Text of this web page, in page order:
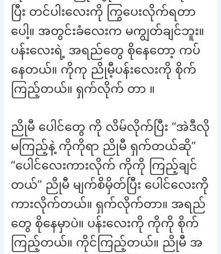
ပြီး တင်ပါးလေးကို ကြွပေးလိုက်ရတာ
ပေါ့။ အတွင်းခံလေးက မကျွတ်ချင်ဘူး။
ပန်းလေးရဲ့ အရည်တွေ စိုနေတော့ ကပ်
နေတယ်။ ကိုကု ညိုမီ့ပန်းလေးကို စိုက်
ကြည့်တယ်။ ရှက်လိုက် တာ ။
ညိုမီ ပေါင်တွေ ကို လိမ်လိုက်ပြီး “အဲဒီလို
မကြည့်နဲ့ ကိုကိုရာ ညိုမီ ရှက်တယ်ဆို”
“ပေါင်လေးကားလိုက် ကိုကို ကြည့်ချင်
တယ်” ညိုမီ မျက်စိမှိတ်ပြီး ပေါင်လေးကို
ကားလိုက်တယ်။ ရှက်လိုက်တာ။ အရည်
တွေ စိုနေမှာပဲ။ ပန်းလေးကို ကိုကို စိုက်
ကြည့်တယ်။ ကိုင်ကြည့်တယ်။ ညိုမီ အ